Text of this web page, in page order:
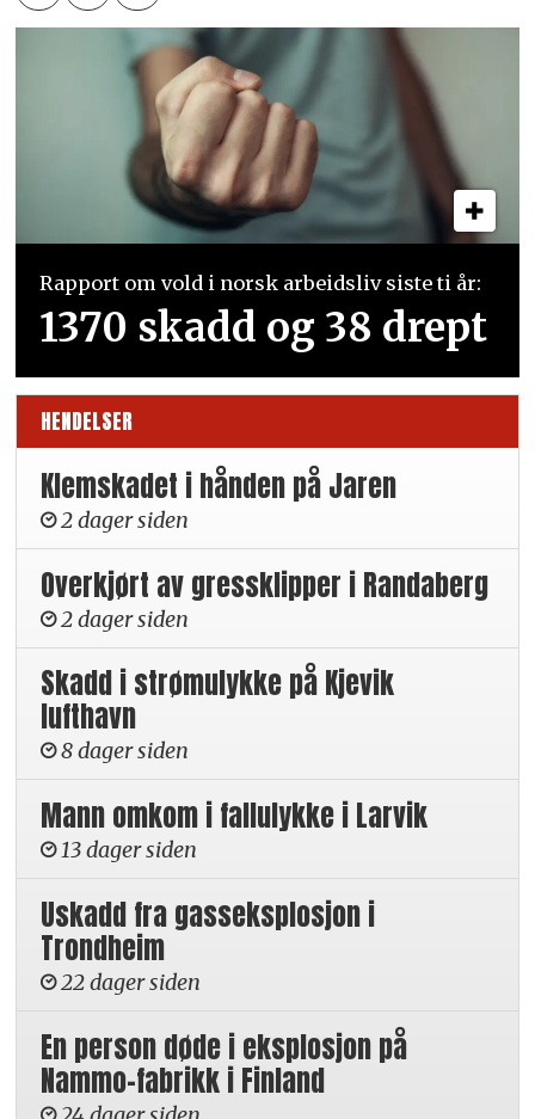
Rapport om vold i norsk arbeidsliv siste ti år:
1370 skadd og 38 drept
HENDELSER
Klemskadet i hånden på Jaren
2 dager siden
Overkjørt av gressklipper i Randaberg
2 dager siden
Skadd i strømulykke på Kjevik
lufthavn
8 dager siden
Mann omkom i fallulykke i Larvik
13 dager siden
Uskadd fra gasseksplosjon i
Trondheim
22 dager siden
En person døde i eksplosjon på
Nammo-fabrikk i Finland